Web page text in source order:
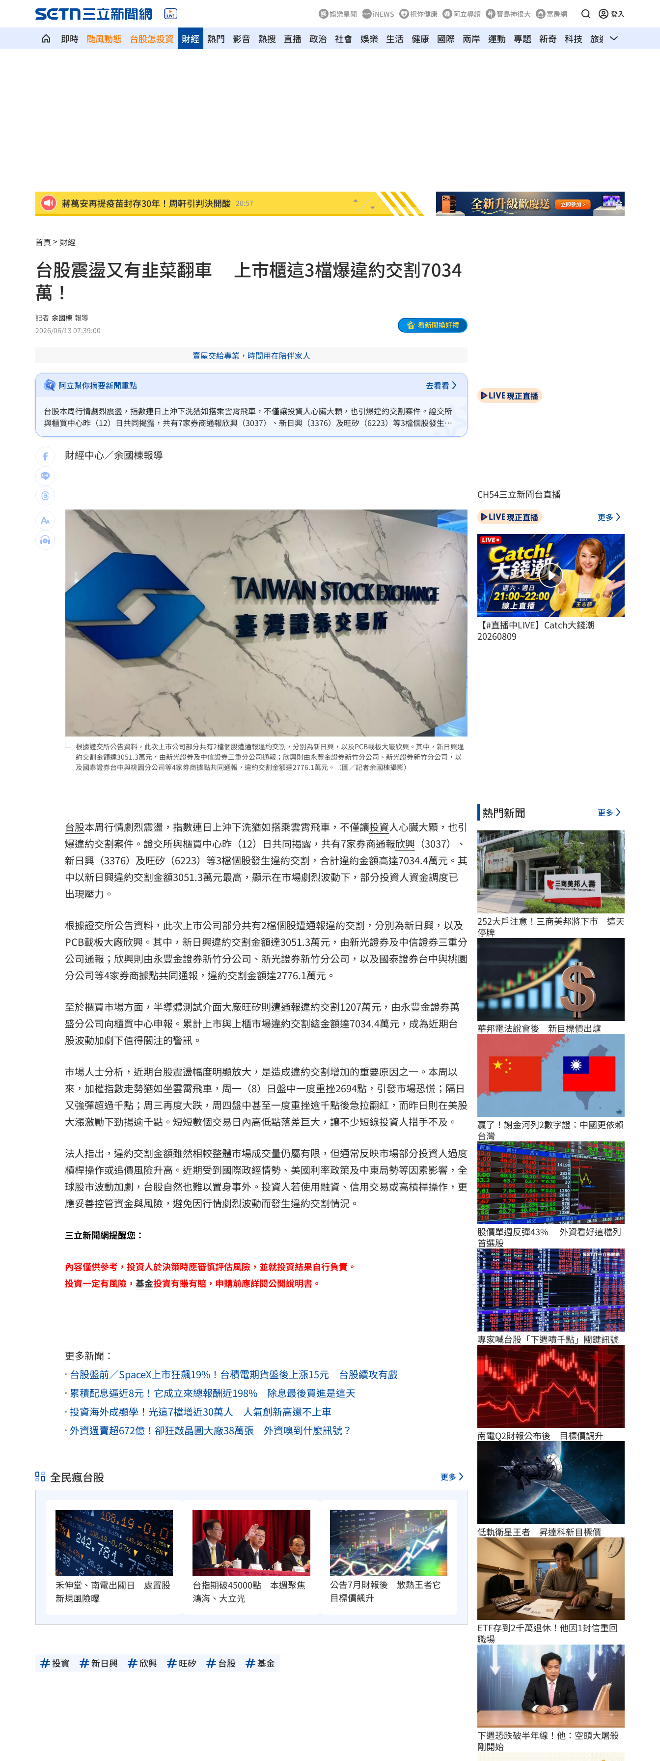
娛樂星聞 iNEWS 祝你健康 阿立導讀 寶島神很大 富房網 登入
即時 颱風動態 台股怎投資 熱門 影音 熱搜 直播 政治 社會 娛樂 生活 健康 國際 兩岸 運動
財經 專題 新奇 科技 旅遊 汽車
蔣萬安再提疫苗封存30年！周軒引判決開酸 20:57
革命衛隊要美滿足條件 否則不開放荷莫茲
ALLDAY PROJECT太狂！LIVE實力震撼全場 20:55
顧立雄視導第三作戰區 慰勉參演官兵辛勞
放雙手騎車喊手麻！騎士遭打臉仍判罰
夢幻跨團合體！SUMMER ANJELS重現BP神曲
新／女大生伴兒屍6日聲押...法官裁定請回 20:39
我駐日內瓦處長遭爆惡行 外交部啟動調查
清大校長續任秒出國選校長！高為元道歉了 20:30
SBS歌謠大戰驚見放送事故！3主持人齊卡住 20:30
首次影像被打臉 伊朗新最高領袖傳病危
獨／再爆隨機攻擊？婦控外送員無故賞巴掌 20:14
台灣彩券開獎直播中
LIVE三立+24小時直播 15:27
三立iNEWS新聞台線上直播 18:00
台彩父親節推新刮刮樂千萬頭獎超「爸」氣
商場戰國來臨 台中「頂奢大道」逐漸成形 12:00
「拍片人的多重宇宙」職涯論壇9/12登場！ 10:30
8國球員齊聚高雄 Formosa 7s掀足球熱潮
理想混蛋號召粉絲跨海追星吃美食！
首頁 財經
台股震盪又有韭菜翻車 上市櫃這3檔爆違約交割7034
萬！
記者 余國棟 報導
2026/06/13 07:39:00
看新聞換好禮
賣屋交給專業，時間用在陪伴家人
阿立幫你摘要新聞重點 去看看
台股本周行情劇烈震盪，指數連日上沖下洗猶如搭乘雲霄飛車，不僅讓投資人心臟大顆，也引爆違約交割案件。證交所
與櫃買中心昨（12）日共同揭露，共有7家券商通報欣興（3037）、新日興（3376）及旺矽（6223）等3檔個股發生違
約交割，合計違約金額高達7034.4萬元。其中以新日興違約交割金額3051.3萬元最高，顯示在市場劇烈波動下，部分投
資人資金調度已出現壓力。
財經中心／余國棟報導
根據證交所公告資料，此次上市公司部分共有2檔個股遭通報違約交割，分別為新日興，以及PCB載板大廠欣興。其中，新日興違
約交割金額達3051.3萬元，由新光證券及中信證券三重分公司通報；欣興則由永豐金證券新竹分公司、新光證券新竹分公司，以
及國泰證券台中與桃園分公司等4家券商據點共同通報，違約交割金額達2776.1萬元。（圖／記者余國棟攝影）
台股本周行情劇烈震盪，指數連日上沖下洗猶如搭乘雲霄飛車，不僅讓投資人心臟大顆，也引
爆違約交割案件。證交所與櫃買中心昨（12）日共同揭露，共有7家券商通報欣興 （3037）、
新日興 （3376）及旺矽 （6223）等3檔個股發生違約交割，合計違約金額高達7034.4萬元。其
中以新日興違約交割金額3051.3萬元最高，顯示在市場劇烈波動下，部分投資人資金調度已
出現壓力。
根據證交所公告資料，此次上市公司部分共有2檔個股遭通報違約交割，分別為新日興，以及
PCB載板大廠欣興。其中，新日興違約交割金額達3051.3萬元，由新光證券及中信證券三重分
公司通報；欣興則由永豐金證券新竹分公司、新光證券新竹分公司，以及國泰證券台中與桃園
分公司等4家券商據點共同通報，違約交割金額達2776.1萬元。
至於櫃買市場方面，半導體測試介面大廠旺矽則遭通報違約交割1207萬元，由永豐金證券萬
盛分公司向櫃買中心申報。累計上市與上櫃市場違約交割總金額達7034.4萬元，成為近期台
股波動加劇下值得關注的警訊。
市場人士分析，近期台股震盪幅度明顯放大，是造成違約交割增加的重要原因之一。本周以
來，加權指數走勢猶如坐雲霄飛車，周一（8）日盤中一度重挫2694點，引發市場恐慌；隔日
又強彈超過千點；周三再度大跌，周四盤中甚至一度重挫逾千點後急拉翻紅，而昨日則在美股
大漲激勵下勁揚逾千點。短短數個交易日內高低點落差巨大，讓不少短線投資人措手不及。
法人指出，違約交割金額雖然相較整體市場成交量仍屬有限，但通常反映市場部分投資人過度
槓桿操作或追價風險升高。近期受到國際政經情勢、美國利率政策及中東局勢等因素影響，全
球股市波動加劇，台股自然也難以置身事外。投資人若使用融資、信用交易或高槓桿操作，更
應妥善控管資金與風險，避免因行情劇烈波動而發生違約交割情況。
三立新聞網提醒您：
內容僅供參考，投資人於決策時應審慎評估風險，並就投資結果自行負責。
投資一定有風險， 基金投資有賺有賠，申購前應詳閱公開說明書。
更多新聞：
台股盤前／SpaceX上市狂飆19%！台積電期貨盤後上漲15元 台股續攻有戲
累積配息逼近8元！它成立來總報酬近198% 除息最後買進是這天
投資海外成顯學！光這7檔增近30萬人 人氣創新高還不上車
外資週賣超672億！卻狂敲晶圓大廠38萬張 外資嗅到什麼訊號？
全民瘋台股 更多
禾伸堂、南電出關日　處置股
新規風險曝
台指期破45000點　本週聚焦
鴻海、大立光
公告7月財報後　散熱王者它
目標價飆升
投資 新日興 欣興 旺矽 台股 基金
現正直播
CH54三立新聞台直播
現正直播 更多
【#直播中LIVE】Catch大錢潮
20260809
熱門新聞 更多
252大戶注意！三商美邦將下市　這天
停牌
華邦電法說會後　新目標價出爐
贏了！謝金河列2數字證：中國更依賴
台灣
股價單週反彈43%　 外資看好這檔列
首選股
專家喊台股「下週噴千點」關鍵訊號
南電Q2財報公布後　目標價調升
低軌衛星王者　昇達科新目標價
ETF存到2千萬退休！他因1封信重回
職場
下週恐跌破半年線！他：空頭大屠殺
剛開始